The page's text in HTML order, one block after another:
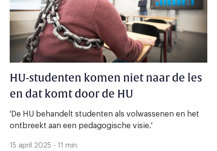
HU-studenten komen niet naar de les
en dat komt door de HU
'De HU behandelt studenten als volwassenen en het
ontbreekt aan een pedagogische visie.'
15 april 2025 - 11 min.